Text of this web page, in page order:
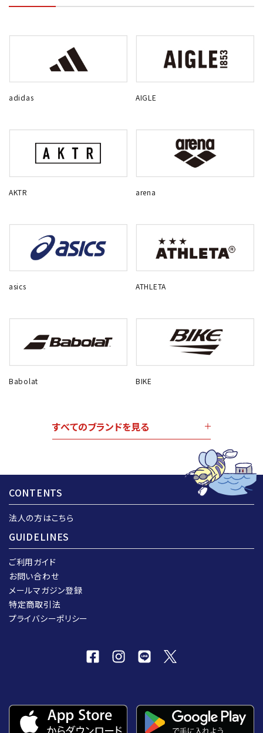
adidas AIGLE
AKTR arena
asics ATHLETA
Babolat BIKE
すべてのブランドを見る
CONTENTS
法人の方はこちら
GUIDELINES
ご利用ガイド
お問い合わせ
メールマガジン登録
特定商取引法
プライバシーポリシー